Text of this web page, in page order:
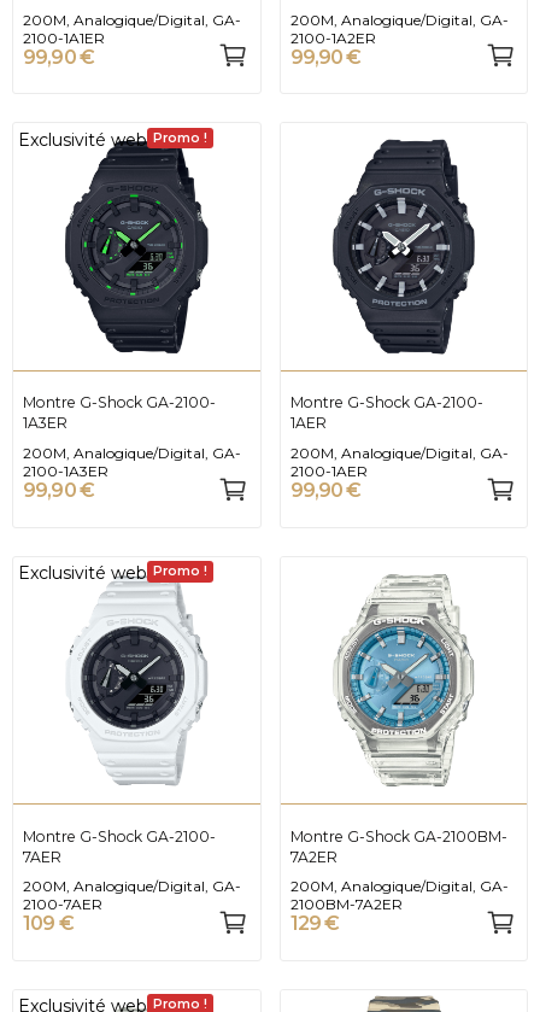
200M, Analogique/Digital, GA-
2100-1A1ER
99,90 €
200M, Analogique/Digital, GA-
2100-1A2ER
99,90 €
Exclusivité web Promo !
Montre G-Shock GA-2100-
1A3ER
200M, Analogique/Digital, GA-
2100-1A3ER
99,90 €
Montre G-Shock GA-2100-
1AER
200M, Analogique/Digital, GA-
2100-1AER
99,90 €
Exclusivité web Promo !
Montre G-Shock GA-2100-
7AER
200M, Analogique/Digital, GA-
2100-7AER
109 €
Montre G-Shock GA-2100BM-
7A2ER
200M, Analogique/Digital, GA-
2100BM-7A2ER
129 €
Exclusivité web Promo !